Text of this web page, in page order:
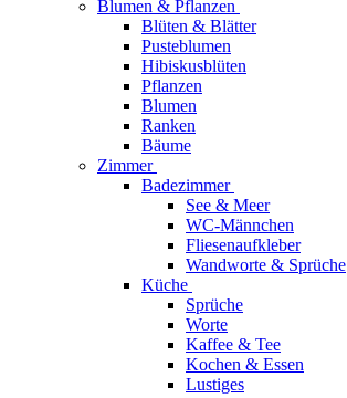
Blumen & Pflanzen
Blüten & Blätter
Pusteblumen
Hibiskusblüten
Pflanzen
Blumen
Ranken
Bäume
Zimmer
Badezimmer
See & Meer
WC-Männchen
Fliesenaufkleber
Wandworte & Sprüche
Küche
Sprüche
Worte
Kaffee & Tee
Kochen & Essen
Lustiges